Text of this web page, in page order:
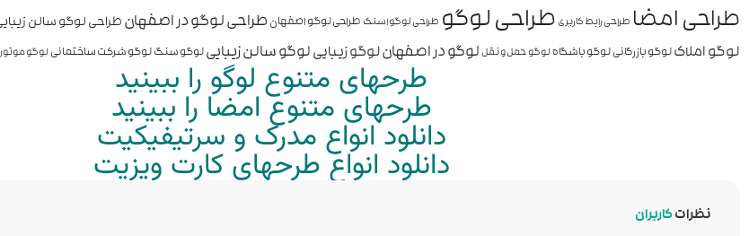
طراحی امضا طراحی رابط کاربری طراحی لوگو طراحی لوگو اسنک طراحی لوگو اصفهان طراحی لوگو در اصفهانطراحی لوگو سالن
لوگو املاکلوگو بازرگانیلوگو باشگاه لوگو حمل و نقل لوگو در اصفهانلوگو زیباییلوگو سالن زیباییلوگو سنگلوگو شرکت ساختمانی لوگو موتور
طرحهای متنوع لوگو را ببینید
طرحهای متنوع امضا را ببینید
دانلود انواع مدرک و سرتیفیکیت
دانلود انواع طرحهای کارت ویزیت
نظراتکاربران